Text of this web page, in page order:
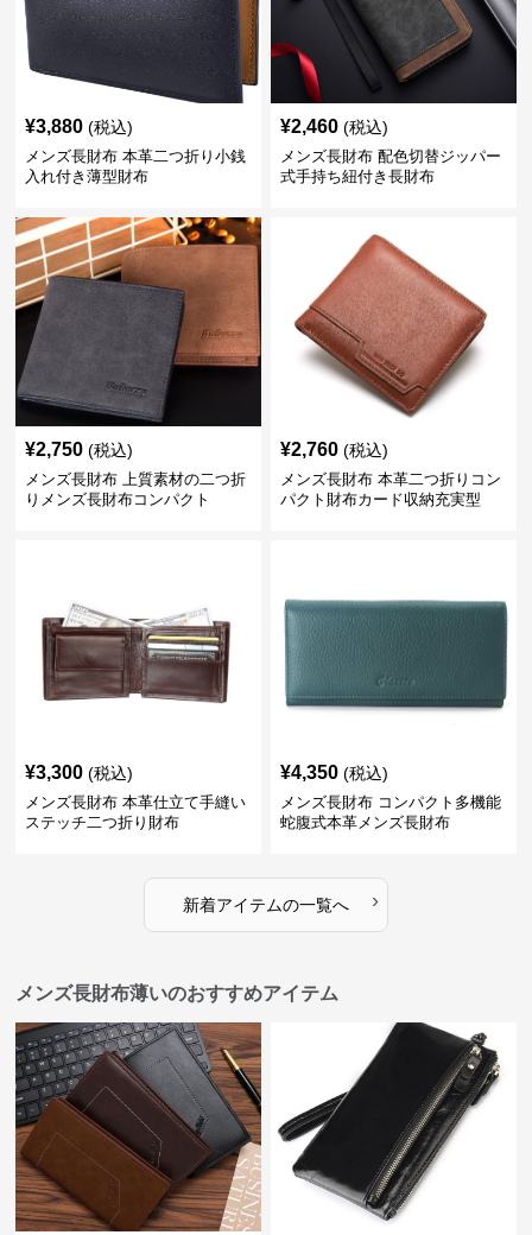
¥3,880 (税込)
メンズ長財布 本革二つ折り小銭
入れ付き薄型財布
¥2,460 (税込)
メンズ長財布 配色切替ジッパー
式手持ち紐付き長財布
¥2,750 (税込)
メンズ長財布 上質素材の二つ折
りメンズ長財布コンパクト
¥2,760 (税込)
メンズ長財布 本革二つ折りコン
パクト財布カード収納充実型
¥3,300 (税込)
メンズ長財布 本革仕立て手縫い
ステッチ二つ折り財布
¥4,350 (税込)
メンズ長財布 コンパクト多機能
蛇腹式本革メンズ長財布
新着アイテムの一覧へ ›
メンズ長財布薄いのおすすめアイテム